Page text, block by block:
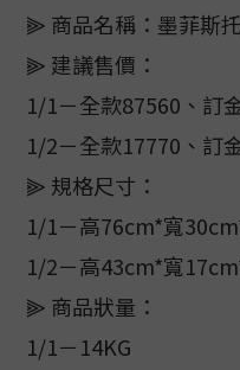
⫸ 商品名稱：墨菲斯
⫸ 建議售價：
1/1－全款87560、訂
1/2－全款17770、訂
⫸ 規格尺寸：
1/1－高76cm*寬
1/2－高43cm*寬
⫸ 商品狀量：
1/1－14KG